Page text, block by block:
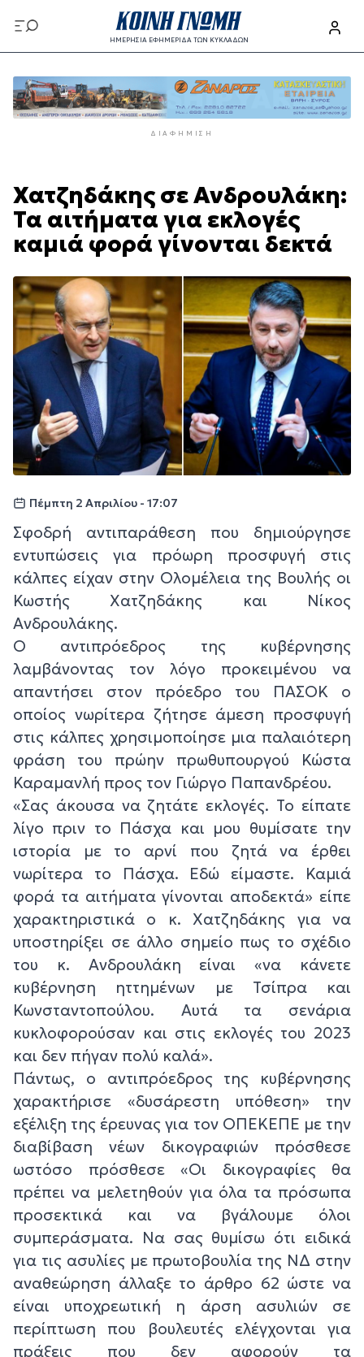
προς
το
περιεχόμενο
ΗΜΕΡΗΣΙΑ ΕΦΗΜΕΡΙΔΑ ΤΩΝ ΚΥΚΛΑΔΩΝ
προς
το
κυρίως
ΔΙΑΦΉΜΙΣΗ
Χατζηδάκης σε Ανδρουλάκη:
Τα αιτήματα για εκλογές
καμιά φορά γίνονται δεκτά
Πέμπτη 2 Απριλίου - 17:07
Σφοδρή αντιπαράθεση που δημιούργησε
εντυπώσεις για πρόωρη προσφυγή στις
κάλπες είχαν στην Ολομέλεια της Βουλής οι
Κωστής Χατζηδάκης και Νίκος
Ανδρουλάκης.
Ο αντιπρόεδρος της κυβέρνησης
λαμβάνοντας τον λόγο προκειμένου να
απαντήσει στον πρόεδρο του ΠΑΣΟΚ ο
οποίος νωρίτερα ζήτησε άμεση προσφυγή
στις κάλπες χρησιμοποίησε μια παλαιότερη
φράση του πρώην πρωθυπουργού Κώστα
Καραμανλή προς τον Γιώργο Παπανδρέου.
«Σας άκουσα να ζητάτε εκλογές. Το είπατε
λίγο πριν το Πάσχα και μου θυμίσατε την
ιστορία με το αρνί που ζητά να έρθει
νωρίτερα το Πάσχα. Εδώ είμαστε. Καμιά
φορά τα αιτήματα γίνονται αποδεκτά» είπε
χαρακτηριστικά ο κ. Χατζηδάκης για να
υποστηρίξει σε άλλο σημείο πως το σχέδιο
του κ. Ανδρουλάκη είναι «να κάνετε
κυβέρνηση ηττημένων με Τσίπρα και
Κωνσταντοπούλου. Αυτά τα σενάρια
κυκλοφορούσαν και στις εκλογές του 2023
και δεν πήγαν πολύ καλά».
Πάντως, ο αντιπρόεδρος της κυβέρνησης
χαρακτήρισε «δυσάρεστη υπόθεση» την
εξέλιξη της έρευνας για τον ΟΠΕΚΕΠΕ με την
διαβίβαση νέων δικογραφιών πρόσθεσε
ωστόσο πρόσθεσε «Οι δικογραφίες θα
πρέπει να μελετηθούν για όλα τα πρόσωπα
προσεκτικά και να βγάλουμε όλοι
συμπεράσματα. Να σας θυμίσω ότι ειδικά
για τις ασυλίες με πρωτοβουλία της ΝΔ στην
αναθεώρηση άλλαξε το άρθρο 62 ώστε να
είναι υποχρεωτική η άρση ασυλιών σε
περίπτωση που βουλευτές ελέγχονται για
πράξεις που δεν αφορούν τα